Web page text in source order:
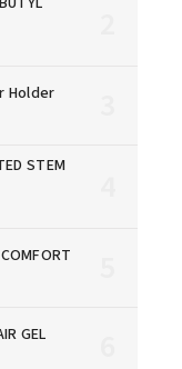
Holder
STEM
GEL